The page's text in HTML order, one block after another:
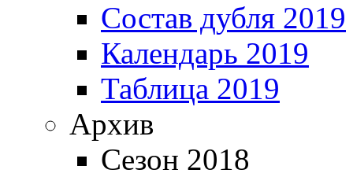
Состав дубля 2019
Календарь 2019
Таблица 2019
Архив
Сезон 2018